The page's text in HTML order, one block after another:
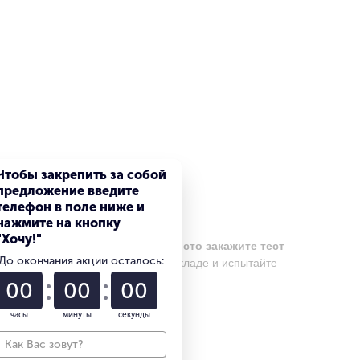
Если Вы выбираете погрузчик,
просто закажите тест
нашей техники на вашем складе и испытайте
Тест драйв техники
закрепить за собой
введите
в поле ниже и
на кнопку
окончания акции осталось:
00
часы
00
минуты
00
секунды